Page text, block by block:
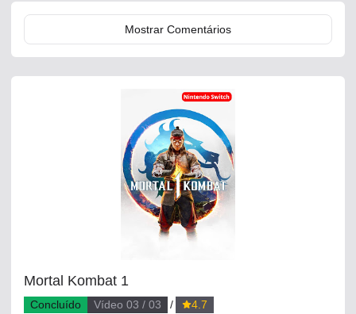
Mostrar Comentários
Mortal Kombat 1
Concluído Vídeo 03 / 03 4.7